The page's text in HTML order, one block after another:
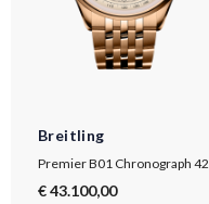
Breitling
Premier B01 Chronograph 42
€ 43.100,00